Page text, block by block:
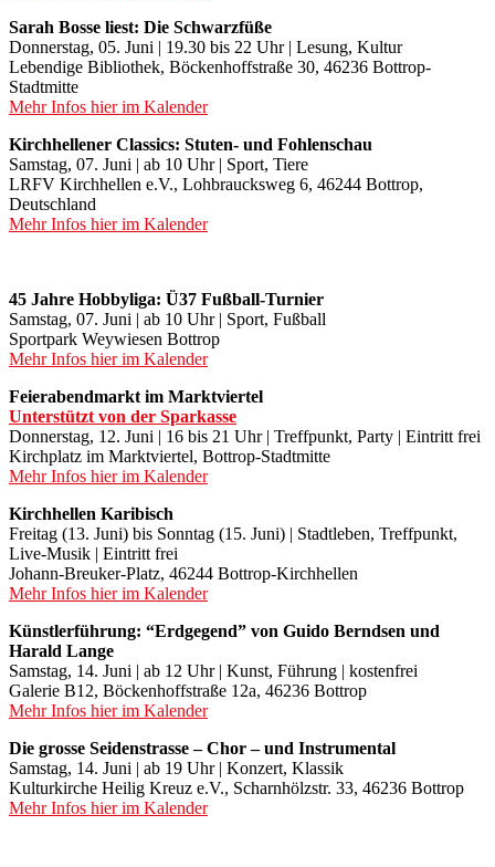
Sarah Bosse liest: Die Schwarzfüße
Donnerstag, 05. Juni | 19.30 bis 22 Uhr | Lesung, Kultur
Lebendige Bibliothek, Böckenhoffstraße 30, 46236 Bottrop-
Stadtmitte
Mehr Infos hier im Kalender
Kirchhellener Classics: Stuten- und Fohlenschau
Samstag, 07. Juni | ab 10 Uhr | Sport, Tiere
LRFV Kirchhellen e.V., Lohbraucksweg 6, 46244 Bottrop,
Deutschland
Mehr Infos hier im Kalender
45 Jahre Hobbyliga: Ü37 Fußball-Turnier
Samstag, 07. Juni | ab 10 Uhr | Sport, Fußball
Sportpark Weywiesen Bottrop
Mehr Infos hier im Kalender
Feierabendmarkt im Marktviertel
Unterstützt von der Sparkasse
Donnerstag, 12. Juni | 16 bis 21 Uhr | Treffpunkt, Party | Eintritt frei
Kirchplatz im Marktviertel, Bottrop-Stadtmitte
Mehr Infos hier im Kalender
Kirchhellen Karibisch
Freitag (13. Juni) bis Sonntag (15. Juni) | Stadtleben, Treffpunkt,
Live-Musik | Eintritt frei
Johann-Breuker-Platz, 46244 Bottrop-Kirchhellen
Mehr Infos hier im Kalender
Künstlerführung: “Erdgegend” von Guido Berndsen und
Harald Lange
Samstag, 14. Juni | ab 12 Uhr | Kunst, Führung | kostenfrei
Galerie B12, Böckenhoffstraße 12a, 46236 Bottrop
Mehr Infos hier im Kalender
Die grosse Seidenstrasse – Chor – und Instrumental
Samstag, 14. Juni | ab 19 Uhr | Konzert, Klassik
Kulturkirche Heilig Kreuz e.V., Scharnhölzstr. 33, 46236 Bottrop
Mehr Infos hier im Kalender